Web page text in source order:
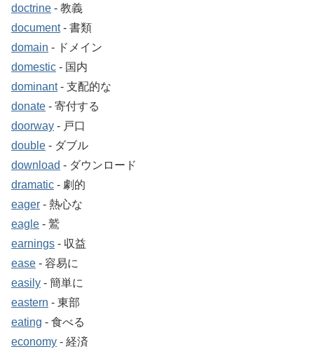
doctrine ‐ 教義
document‐ 書類
domain ‐ ドメイン
domestic ‐ 国内
dominant‐ 支配的な
donate ‐ 寄付する
doorway ‐ 戸口
double ‐ ダブル
download ‐ ダウンロード
dramatic ‐ 劇的
eager ‐ 熱心な
eagle ‐ 鷲
earnings ‐ 収益
ease ‐ 容易に
easily ‐ 簡単に
eastern ‐ 東部
eating ‐ 食べる
economy ‐ 経済